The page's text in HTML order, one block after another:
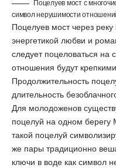
Поцелуев мост с
символ нерушимости
Поцелуев мост через
энергетикой любви и
следует поцеловаться на
отношения будут
Продолжительность
длительность
Для молодоженов
поцелуй на одном
такой поцелуй
же пары традиционно
ключи в воде как символ